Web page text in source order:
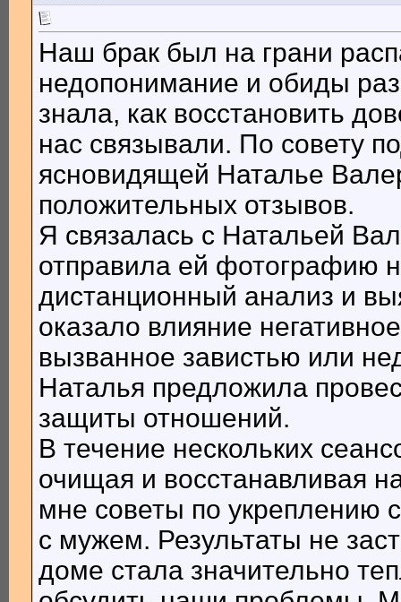
Наш брак был на грани
недопонимание и обиды
знала, как восстановить
нас связывали. По совету
ясновидящей Наталье
положительных отзывов.
Я связалась с Натальей
отправила ей фотографию
дистанционный анализ и
оказало влияние
вызванное завистью или
Наталья предложила
защиты отношений.
В течение нескольких
очищая и восстанавливая
мне советы по укреплению
с мужем. Результаты не
доме стала значительно